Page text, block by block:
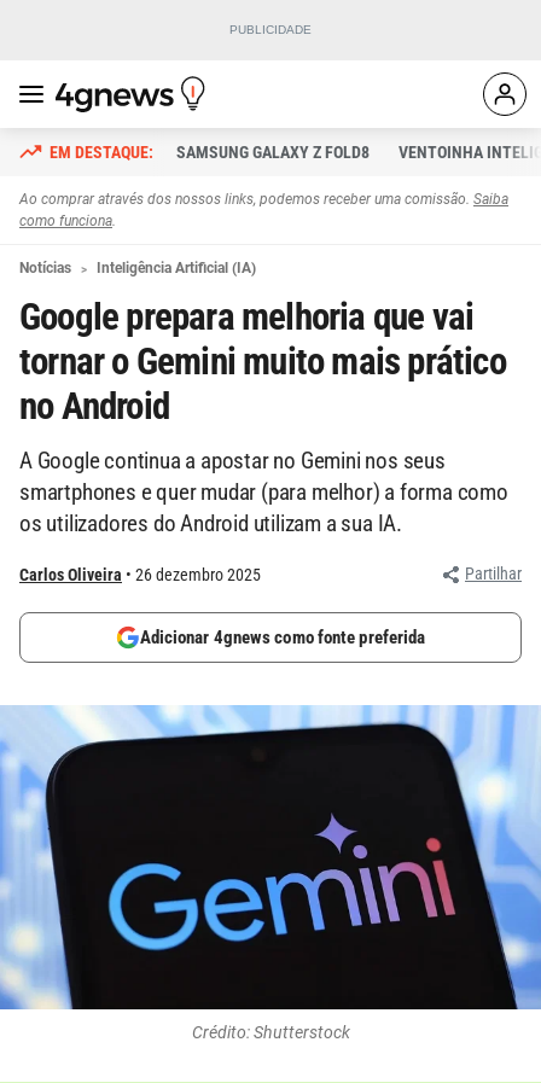
SAMSUNG GALAXY Z FOLD8 VENTOINHA
Ao comprar através dos nossos links, podemos receber uma comissão. Saiba
como funciona.
Notícias Inteligência Artificial (IA)
Google prepara melhoria que vai
tornar o Gemini muito mais prático
no Android
A Google continua a apostar no Gemini nos seus
smartphones e quer mudar (para melhor) a forma como
os utilizadores do Android utilizam a sua IA.
Carlos Oliveira 26 dezembro 2025 Partilhar
Adicionar 4gnews como fonte preferida
Crédito: Shutterstock